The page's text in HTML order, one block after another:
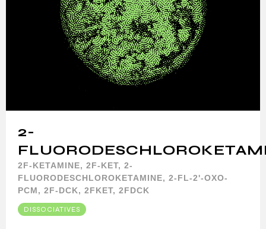
2-
2F-KETAMINE, 2F-KET, 2-
FLUORODESCHLOROKETAMINE, 2-FL-2'-OXO-
PCM, 2F-DCK, 2FKET, 2FDCK
DISSOCIATIVES